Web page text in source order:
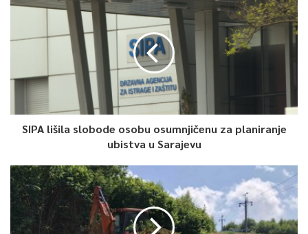
SIPA lišila slobode osobu osumnjičenu za planiranje
ubistva u Sarajevu